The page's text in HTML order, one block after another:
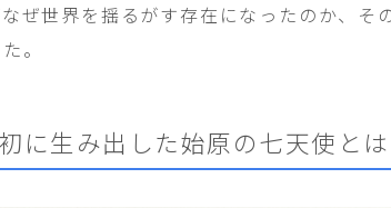
ぜ世界を揺るがす存在になったのか、そ
。
に生み出した始原の七天使とは